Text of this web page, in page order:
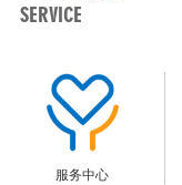
SERVICE
服务中心